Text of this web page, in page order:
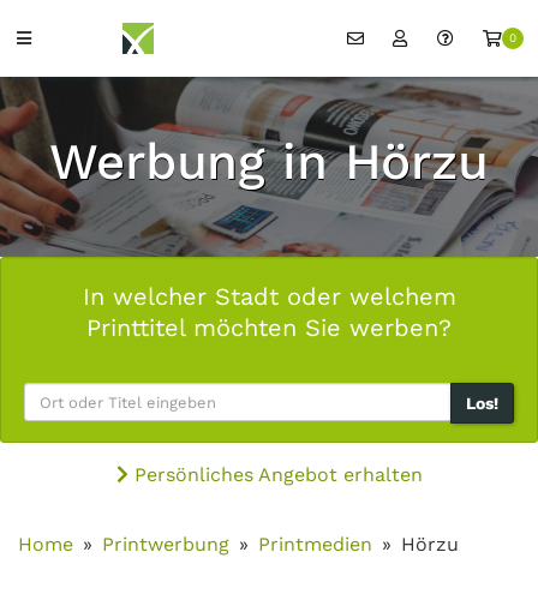
0
Werbung in Hörzu
In welcher Stadt oder welchem
Printtitel möchten Sie werben?
Los!
Persönliches Angebot erhalten
Home Printwerbung Printmedien Hörzu